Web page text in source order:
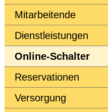
Mitarbeitende
Dienstleistungen
Online-Schalter
Reservationen
Versorgung